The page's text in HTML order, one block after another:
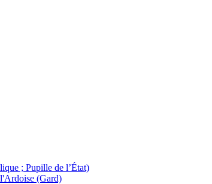
; Pupille de l’État)
(Gard)